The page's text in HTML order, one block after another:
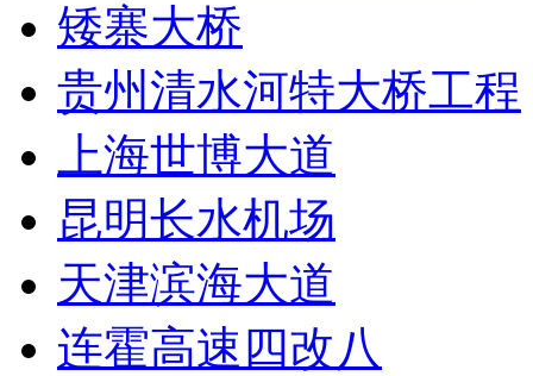
矮寨大桥
贵州清水河特大桥工程
上海世博大道
昆明长水机场
天津滨海大道
连霍高速四改八